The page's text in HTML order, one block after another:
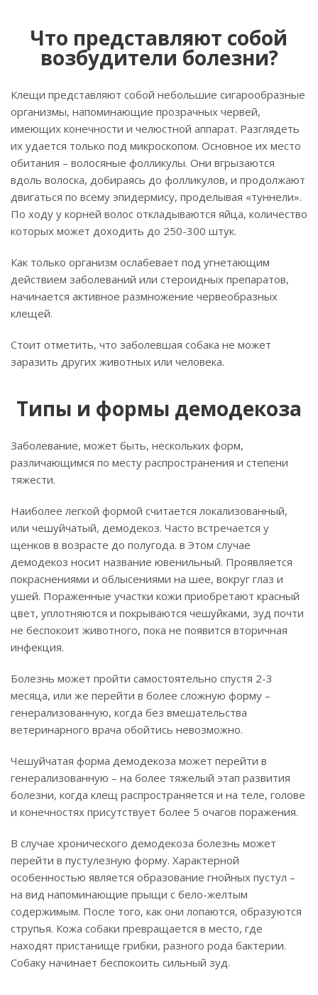
Что представляют собой
возбудители болезни?
Клещи представляют собой небольшие сигарообразные
организмы, напоминающие прозрачных червей,
имеющих конечности и челюстной аппарат. Разглядеть
их удается только под микроскопом. Основное их место
обитания – волосяные фолликулы. Они вгрызаются
вдоль волоска, добираясь до фолликулов, и продолжают
двигаться по всему эпидермису, проделывая «туннели».
По ходу у корней волос откладываются яйца, количество
которых может доходить до 250-300 штук.
Как только организм ослабевает под угнетающим
действием заболеваний или стероидных препаратов,
начинается активное размножение червеобразных
клещей.
Стоит отметить, что заболевшая собака не может
заразить других животных или человека.
Типы и формы демодекоза
Заболевание, может быть, нескольких форм,
различающимся по месту распространения и степени
тяжести.
Наиболее легкой формой считается локализованный,
или чешуйчатый, демодекоз. Часто встречается у
щенков в возрасте до полугода. в Этом случае
демодекоз носит название ювенильный. Проявляется
покраснениями и облысениями на шее, вокруг глаз и
ушей. Пораженные участки кожи приобретают красный
цвет, уплотняются и покрываются чешуйками, зуд почти
не беспокоит животного, пока не появится вторичная
инфекция.
Болезнь может пройти самостоятельно спустя 2-3
месяца, или же перейти в более сложную форму –
генерализованную, когда без вмешательства
ветеринарного врача обойтись невозможно.
Чешуйчатая форма демодекоза может перейти в
генерализованную – на более тяжелый этап развития
болезни, когда клещ распространяется и на теле, голове
и конечностях присутствует более 5 очагов поражения.
В случае хронического демодекоза болезнь может
перейти в пустулезную форму. Характерной
особенностью является образование гнойных пустул –
на вид напоминающие прыщи с бело-желтым
содержимым. После того, как они лопаются, образуются
струпья. Кожа собаки превращается в место, где
находят пристанище грибки, разного рода бактерии.
Собаку начинает беспокоить сильный зуд.